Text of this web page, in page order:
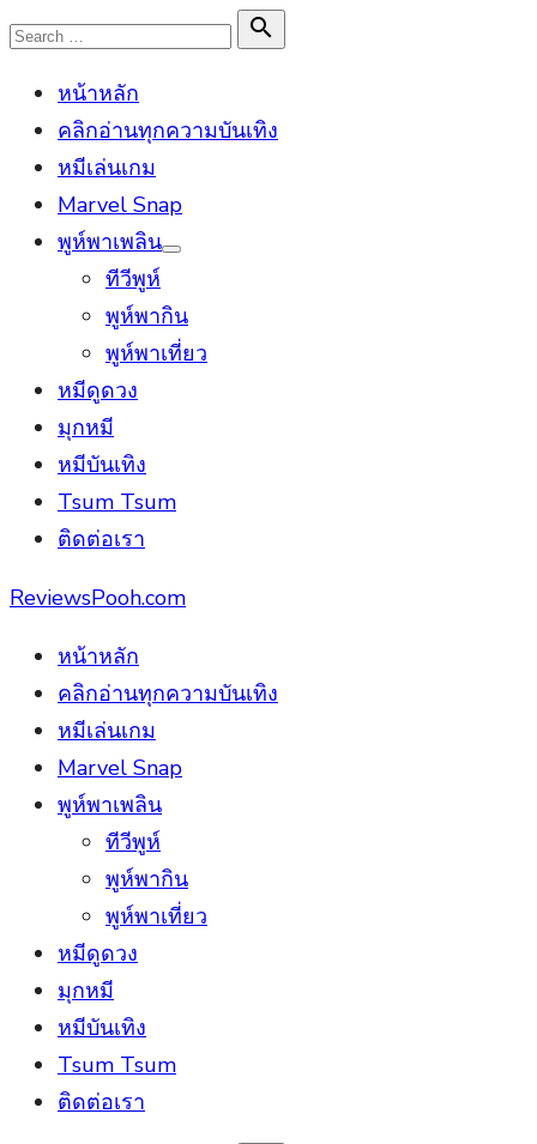
Skip
content
Search

Search
หน้าหลัก
คลิกอ่านทุกความบันเทิง
หมีเล่นเกม
Marvel Snap
พูห์พาเพลิน
Show
ทีวีพูห์
พูห์พากิน
พูห์พาเที่ยว
หมีดูดวง
มุกหมี
หมีบันเทิง
Tsum Tsum
ติดต่อเรา
ReviewsPooh.com
หน้าหลัก
คลิกอ่านทุกความบันเทิง
หมีเล่นเกม
Marvel Snap
พูห์พาเพลิน
ทีวีพูห์
พูห์พากิน
พูห์พาเที่ยว
หมีดูดวง
มุกหมี
หมีบันเทิง
Tsum Tsum
ติดต่อเรา